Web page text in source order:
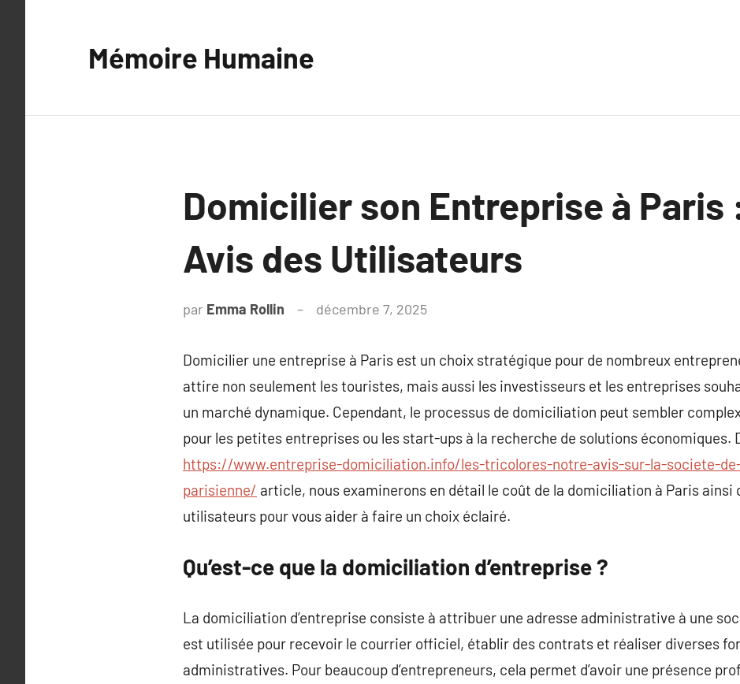
Mémoire Humaine
Domicilier son Entreprise à Paris
Avis des Utilisateurs
par Emma Rollin décembre 7, 2025
Domicilier une entreprise à Paris est un choix stratégique pour de nombreux
attire non seulement les touristes, mais aussi les investisseurs et les entreprises
un marché dynamique. Cependant, le processus de domiciliation peut sembler
pour les petites entreprises ou les start-ups à la recherche de solutions économiques.
https://www.entreprise-domiciliation.info/les-tricolores-notre-avis-sur-la-societe-
parisienne/ article, nous examinerons en détail le coût de la domiciliation à Paris ainsi
utilisateurs pour vous aider à faire un choix éclairé.
Qu’est-ce que la domiciliation d’entreprise ?
La domiciliation d’entreprise consiste à attribuer une adresse administrative à une
est utilisée pour recevoir le courrier officiel, établir des contrats et réaliser diverses
administratives. Pour beaucoup d’entrepreneurs, cela permet d’avoir une présence